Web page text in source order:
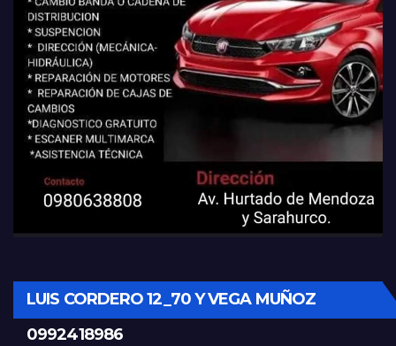
LUIS CORDERO 12_70 Y VEGA MUÑOZ
0992418986